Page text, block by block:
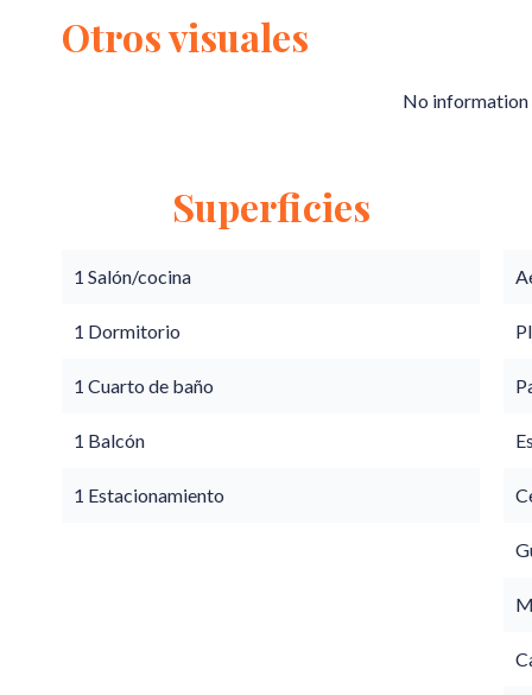
Otros visuales
No information
Superficies
1 Salón/cocina
1 Dormitorio
1 Cuarto de baño
1 Balcón
1 Estacionamiento